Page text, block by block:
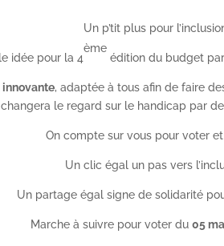
Un p’tit plus pour
idée pour la 4
ème
édition du budget
, adaptée à tous afin de faire
le regard sur le handicap par
On compte sur vous pour voter
Un clic égal un pas vers
Un partage égal signe de solidarité
Marche à suivre pour voter du 05